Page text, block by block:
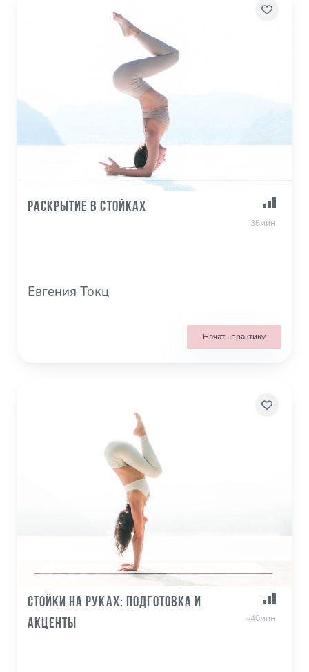
Раскрытие в стойках
35мин
Евгения Токц
Начать практику
Стойки на руках: подготовка и
акценты
~40мин